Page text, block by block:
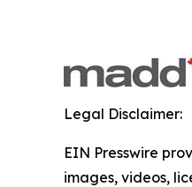
Legal Disclaimer:
EIN Presswire
images, videos,